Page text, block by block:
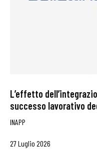
L’effetto
successo lavorativo
INAPP
27 Luglio 2026